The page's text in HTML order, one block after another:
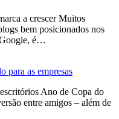
a crescer Muitos
bem posicionados nos
Google, é…
para as empresas
Ano de Copa do
entre amigos – além de